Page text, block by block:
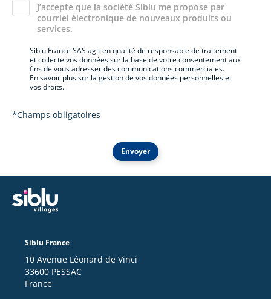
J’accepte que la société Siblu me propose par
courriel électronique de nouveaux produits ou
services.
Siblu France SAS agit en qualité de responsable de traitement
et collecte vos données sur la base de votre consentement aux
fins de vous adresser des communications commerciales.
En savoir plus sur la gestion de vos données personnelles et
vos droits.
*Champs obligatoires
Envoyer
Siblu France
10 Avenue Léonard de Vinci
33600 PESSAC
France